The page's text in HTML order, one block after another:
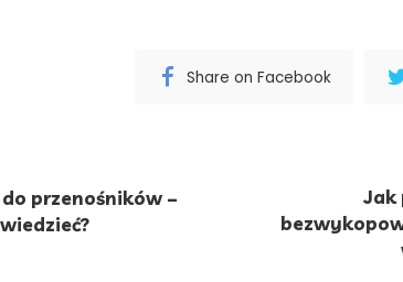
Share on Facebook
przenośników –
Jak